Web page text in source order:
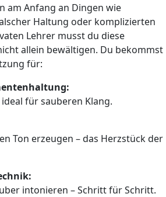
am Anfang an Dingen wie
Haltung oder komplizierten
Lehrer musst du diese
allein bewältigen. Du bekommst
für:
für sauberen Klang.
Ton erzeugen – das Herzstück der
intonieren – Schritt für Schritt.